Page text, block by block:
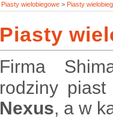
Piasty wielobiegowe > Piasty
Piasty
Firma
rodziny
Nexus, a w